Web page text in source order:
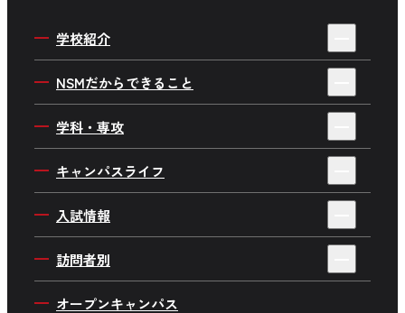
学校紹介
4年制・3年制を選ぶ理由
私たちの目指す人材育成
学校概要・情報公開
施設・設備紹介
アクセス
採用情報
NSMだからできること
デビューサポートシステム
就職サポート
デビューストーリー・就職実績
企業プロジェクト
Wメジャーカリキュラム
学科・専攻
ミュージシャンワールド
音楽制作ワールド
ダンスワールド
俳優・ 声優ワールド
音楽企画ワールド
キャンパスライフ
キャンパスイベント
在校生インタビュー
在校生のリアルを大調査
在校生の日常
入試情報
AO入学について
一般入学について
訪問者別
高校生の方へ
オープンキャンパス